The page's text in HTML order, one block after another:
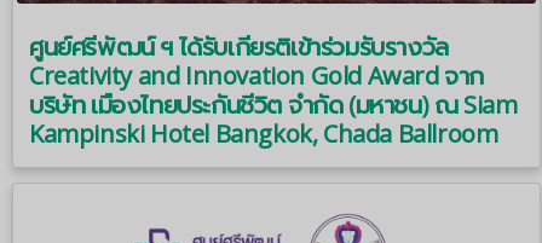
ศูนย์ศรีพัฒน์ ฯ ได้รับเกียรติเข้าร่วมรับรางวัล
Creativity and Innovation Gold Award จาก
บริษัท เมืองไทยประกันชีวิต จำกัด (มหาชน) ณ Siam
Kampinski Hotel Bangkok, Chada Ballroom